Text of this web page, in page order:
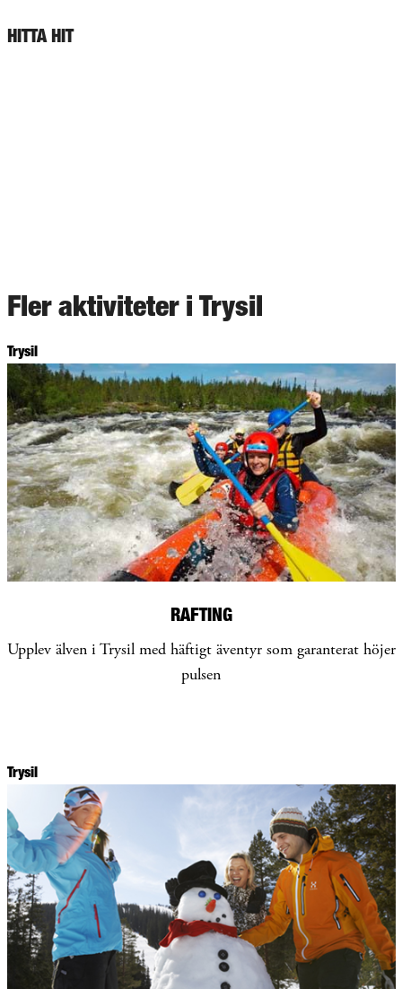
HITTA HIT
Fler aktiviteter i Trysil
Trysil
RAFTING
Upplev älven i Trysil med häftigt äventyr som garanterat höjer
pulsen
Trysil